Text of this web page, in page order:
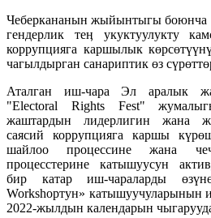
Чеберкананын жыйынтыгы боюнча
гендерлик теӊ укуктуулукту
коррупцияга каршылык
чагылдырган санариптик өз
Аталган иш-чара Эл аралык
"Electoral Rights Fest"
жаштардын лидерлигин жана
саясий коррупцияга каршы
шайлоо процессине жана
процесстерине катышуусун
бир катар иш-чараларды
Workshopтун» катышуучуларынын
2022-жылдын календарын